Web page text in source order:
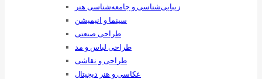
زیبایی‌شناسی و جامعه‌شناسی هنر
سینما و انیمیشن
طراحی صنعتی
طراحی لباس و مد
طراحی و نقاشی
عکاسی و هنر دیجیتال